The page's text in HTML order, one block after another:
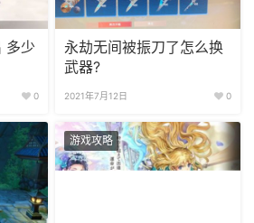
多少
0
永劫无间被振刀了怎么换
武器?
2021年7月12日 0
游戏攻略